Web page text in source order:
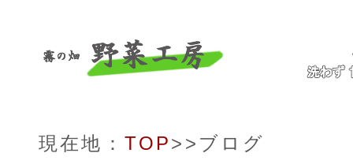
現在地： TOP>>ブログ